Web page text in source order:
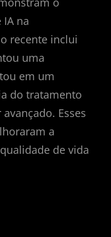
na
recente inclui
uma
em um
do tratamento
Esses
a
de vida